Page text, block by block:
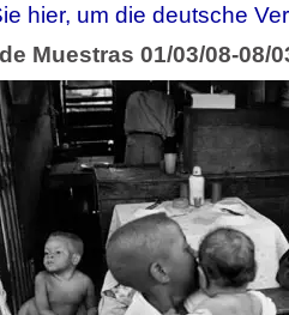
hier, um die deutsche
Muestras 01/03/08-08/